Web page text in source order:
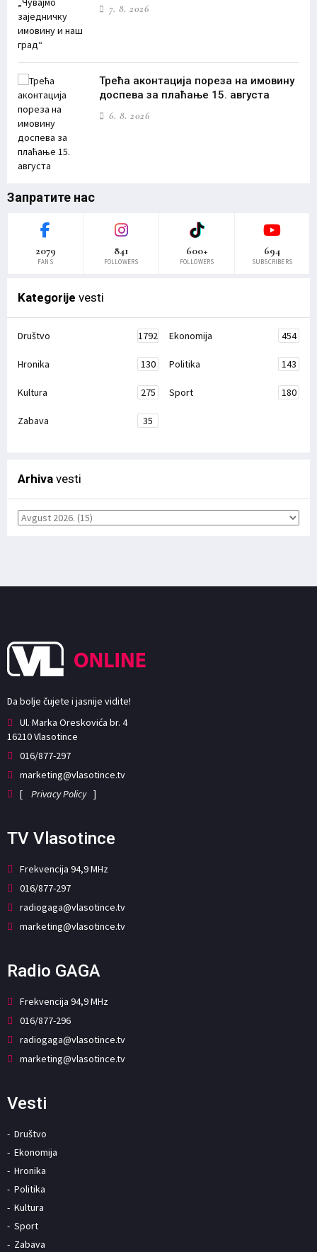
7. 8. 2026
Трећа аконтација пореза на имовину
доспева за плаћање 15. августа
6. 8. 2026
Запратите нас
2079
FANS
841
FOLLOWERS
600+
FOLLOWERS
694
SUBSCRIBERS
Kategorije vesti
Društvo 1792 Ekonomija 454
Hronika 130 Politika 143
Kultura 275 Sport 180
Zabava 35
Arhiva vesti
Da bolje čujete i jasnije vidite!
Ul. Marka Oreskovića br. 4
16210 Vlasotince
016/877-297
marketing@vlasotince.tv
[ Privacy Policy ]
TV Vlasotince
Frekvencija 94,9 MHz
016/877-297
radiogaga@vlasotince.tv
marketing@vlasotince.tv
Radio GAGA
Frekvencija 94,9 MHz
016/877-296
radiogaga@vlasotince.tv
marketing@vlasotince.tv
Vesti
Društvo
Ekonomija
Hronika
Politika
Kultura
Sport
Zabava